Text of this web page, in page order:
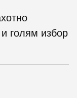
голям избор